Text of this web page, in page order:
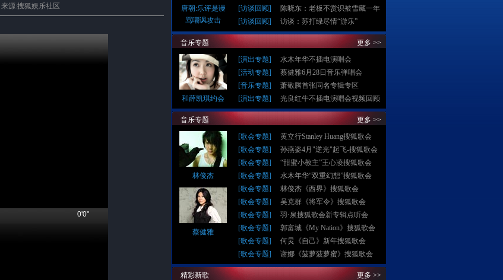
| 来源:搜狐娱乐社区
0'0"
唐朝:乐评是谩
骂嘲讽攻击
[访谈回顾]
陈晓东：老板不赏识被雪藏一年
[访谈回顾] 访谈：苏打绿尽情“游乐”
音乐专题 更多 >>
和薛凯琪约会
[演出专题]
水木年华不插电演唱会
[活动专题]
蔡健雅6月28日音乐弹唱会
[音乐专题]
萧敬腾首张同名专辑专区
[演出专题] 光良红牛不插电演唱会视频回顾
音乐专题 更多 >>
林俊杰
蔡健雅
[歌会专题]
黄立行Stanley Huang搜狐歌会
[歌会专题]
孙燕姿4月"逆光"起飞-搜狐歌会
[歌会专题]
“甜蜜小教主”王心凌搜狐歌会
[歌会专题]
水木年华“双重幻想”搜狐歌会
[歌会专题]
林俊杰《西界》搜狐歌会
[歌会专题]
吴克群《将军令》搜狐歌会
[歌会专题]
羽·泉搜狐歌会新专辑点听会
[歌会专题]
郭富城《My Nation》搜狐歌会
[歌会专题]
何炅《自己》新年搜狐歌会
[歌会专题] 谢娜《菠萝菠萝蜜》搜狐歌会
精彩新歌 更多 >>